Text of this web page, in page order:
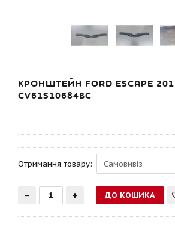
КРОНШТЕЙН FORD ESCAPE
CV61S10684BC
Отримання товару: